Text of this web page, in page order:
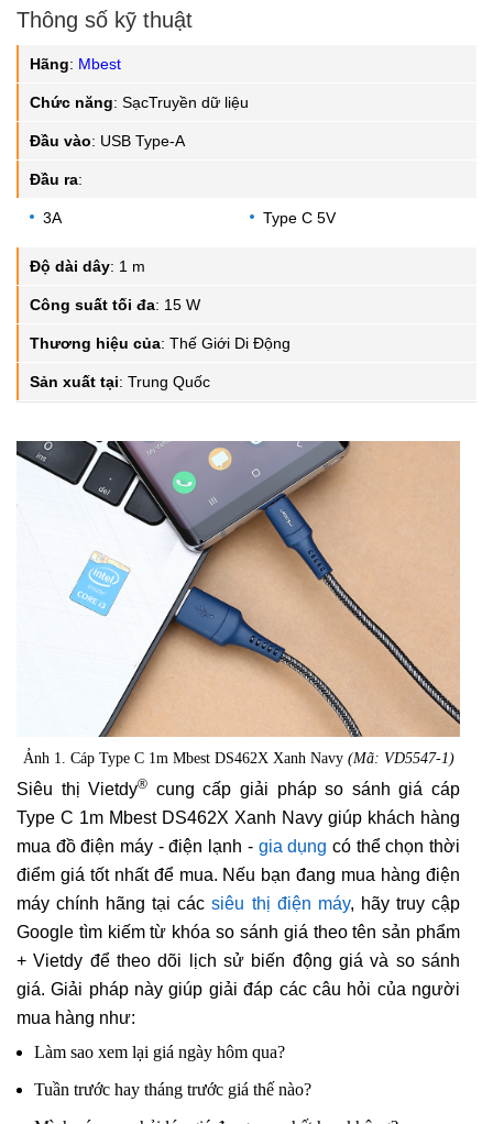
Thông số kỹ thuật
Hãng: Mbest
Chức năng: SạcTruyền dữ liệu
Đầu vào: USB Type-A
Đầu ra:
3A Type C 5V
Độ dài dây: 1 m
Công suất tối đa: 15 W
Thương hiệu của: Thế Giới Di Động
Sản xuất tại: Trung Quốc
Ảnh 1. Cáp Type C 1m Mbest DS462X Xanh Navy (Mã: VD5547-1)
Siêu thị Vietdy® cung cấp giải pháp so sánh giá cáp
Type C 1m Mbest DS462X Xanh Navy giúp khách hàng
mua đồ điện máy - điện lạnh - gia dụng có thể chọn thời
điểm giá tốt nhất để mua. Nếu bạn đang mua hàng điện
máy chính hãng tại cácsiêu thị điện máy, hãy truy cập
Google tìm kiếm từ khóa so sánh giá theo tên sản phẩm
+ Vietdy để theo dõi lịch sử biến động giá và so sánh
giá. Giải pháp này giúp giải đáp các câu hỏi của người
mua hàng như:
Làm sao xem lại giá ngày hôm qua?
Tuần trước hay tháng trước giá thế nào?